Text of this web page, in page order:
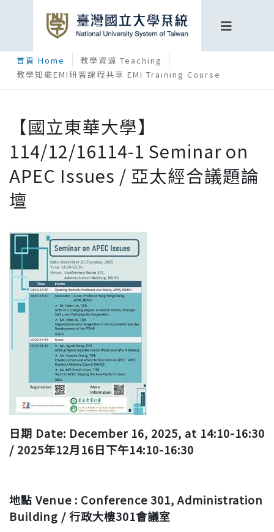
首頁 Home
教學資源 Teaching
教學知能EMI研習課程共享 EMI Training Course
【國立東華大學】
114/12/16114-1 Seminar on
APEC Issues / 亞太經合議題論
壇
日期 Date: December 16, 2025, at 14:10-16:30
/ 2025年12月16日下午14:10-16:30
地點 Venue : Conference 301, Administration
Building / 行政大樓301會議室